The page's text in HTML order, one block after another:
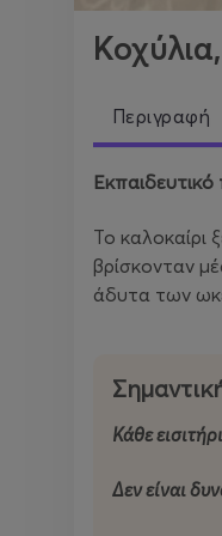
Περιγραφή
Το καλοκαίρι
βρίσκονταν
άδυτα των
Κάθε
Δεν είναι